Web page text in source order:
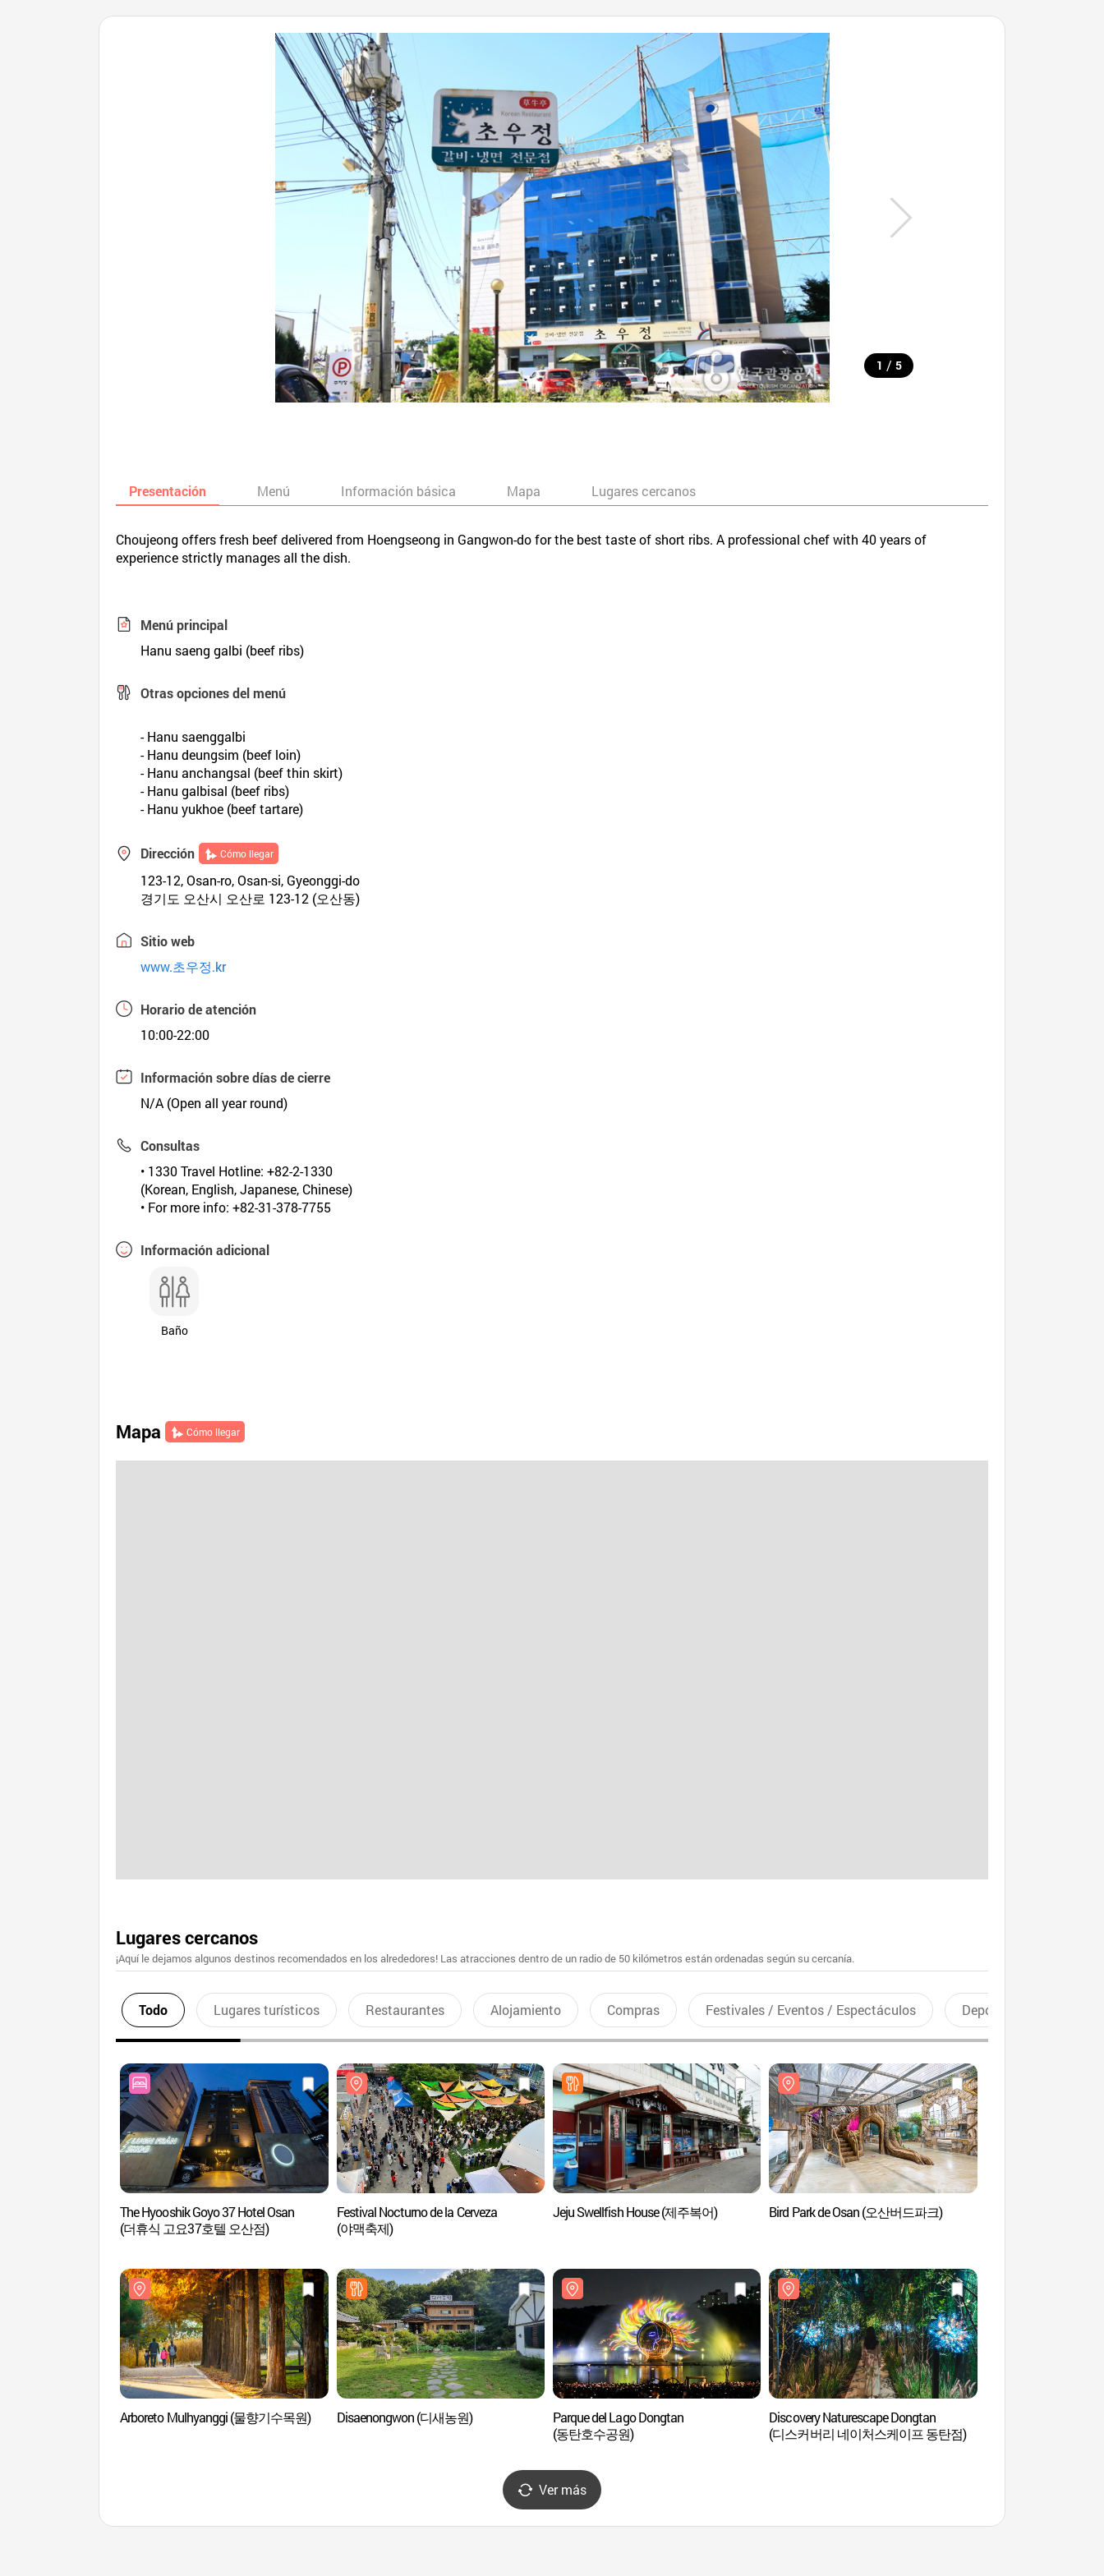
1 / 5
Presentación Menú Información básica Mapa Lugares cercanos
Choujeong offers fresh beef delivered from Hoengseong in Gangwon-do for the best taste of short ribs. A professional chef with 40 years of
experience strictly manages all the dish.
Menú principal
Hanu saeng galbi (beef ribs)
Otras opciones del menú
- Hanu saenggalbi
- Hanu deungsim (beef loin)
- Hanu anchangsal (beef thin skirt)
- Hanu galbisal (beef ribs)
- Hanu yukhoe (beef tartare)
Dirección Cómo llegar
123-12, Osan-ro, Osan-si, Gyeonggi-do
경기도 오산시 오산로 123-12 (오산동)
Sitio web
www.초우정.kr
Horario de atención
10:00-22:00
Información sobre días de cierre
N/A (Open all year round)
Consultas
• 1330 Travel Hotline: +82-2-1330
(Korean, English, Japanese, Chinese)
• For more info: +82-31-378-7755
Información adicional
Baño
Mapa Cómo llegar
Lugares cercanos
¡Aquí le dejamos algunos destinos recomendados en los alrededores! Las atracciones dentro de un radio de 50 kilómetros están ordenadas según su cercanía.
Todo Lugares turísticos Restaurantes Alojamiento Compras Festivales / Eventos / Espectáculos Deportes recreativos
The Hyooshik Goyo 37 Hotel Osan
(더휴식 고요37호텔 오산점)
Festival Nocturno de la Cerveza
(야맥축제)
Jeju Swellfish House (제주복어) Bird Park de Osan (오산버드파크)
Arboreto Mulhyanggi (물향기수목원) Disaenongwon (디새농원)
Parque del Lago Dongtan
(동탄호수공원)
Discovery Naturescape Dongtan
(디스커버리 네이처스케이프 동탄점)
Ver más